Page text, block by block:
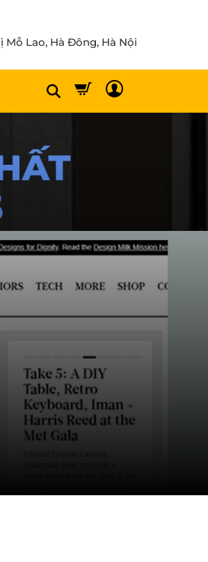
Mỗ Lao, Hà Đông, Hà Nội